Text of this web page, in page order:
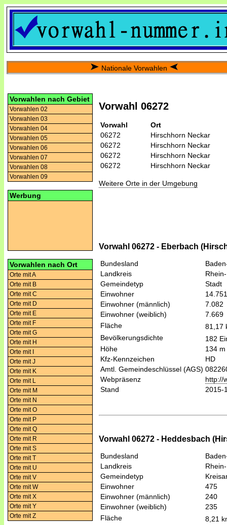
Nationale Vorwahlen
Vorwahlen nach Gebiet
Vorwahlen 02
Vorwahlen 03
Vorwahlen 04
Vorwahlen 05
Vorwahlen 06
Vorwahlen 07
Vorwahlen 08
Vorwahlen 09
Werbung
Vorwahlen nach Ort
Orte mit A
Orte mit B
Orte mit C
Orte mit D
Orte mit E
Orte mit F
Orte mit G
Orte mit H
Orte mit I
Orte mit J
Orte mit K
Orte mit L
Orte mit M
Orte mit N
Orte mit O
Orte mit P
Orte mit Q
Orte mit R
Orte mit S
Orte mit T
Orte mit U
Orte mit V
Orte mit W
Orte mit X
Orte mit Y
Orte mit Z
Vorwahl 06272
Vorwahl
Ort
06272
Hirschhorn Neckar
06272
Hirschhorn Neckar
06272
Hirschhorn Neckar
06272
Hirschhorn Neckar
Weitere Orte in der Umgebung
Vorwahl 06272 - Eberbach
Bundesland
Landkreis
Gemeindetyp
Stadt
Einwohner
14.751
Einwohner (männlich)
7.082
Einwohner (weiblich)
7.669
Fläche
81,17
Bevölkerungsdichte
182
Höhe
134
Kfz-Kennzeichen
HD
Amtl. Gemeindeschlüssel (AGS)
Webpräsenz
http://
Stand
2015-
Vorwahl 06272 - Heddesbach
Bundesland
Landkreis
Gemeindetyp
Einwohner
475
Einwohner (männlich)
240
Einwohner (weiblich)
235
Fläche
8,21